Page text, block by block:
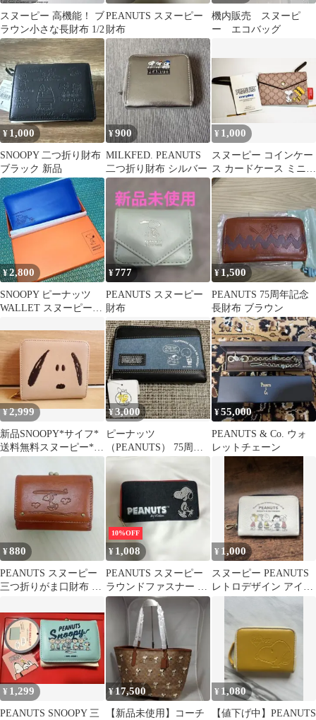
スヌーピー 高機能！ ブ
ラウン小さな長財布 1/2
PEANUTS スヌーピー
財布
機内販売 スヌーピ
ー エコバッグ
¥ 1,000
SNOOPY 二つ折り財布
ブラック 新品
¥900
MILKFED. PEANUTS
二つ折り財布 シルバー
¥ 1,000
スヌーピー コインケー
ス カードケース ミニ財
布 PEANUTSマカダム
柄 老花
¥2,800
SNOOPY ピーナッツ
WALLET スヌーピー
¥777
PEANUTS スヌーピー
財布
¥ 1,500
PEANUTS 75周年記念
長財布 ブラウン
¥2,999
新品SNOOPY*サイフ*
送料無料スヌーピー*未
り財布
¥3,000
ピーナッツ
（PEANUTS） 75周年
ファスナー二つ折財布
¥55,000
PEANUTS & Co. ウォ
レットチェーン
¥880
PEANUTS スヌーピー
三つ折りがま口財布 ブ
10%OFF
¥ 1,008
PEANUTS スヌーピー
ラウンドファスナー 長
財布 デニム風 ブラック
¥ 1,000
スヌーピー PEANUTS
レトロデザイン アイボ
リー お財布 小銭入れ
¥ 1,299
PEANUTS SNOOPY 三
¥17,500
【新品未使用】コーチ
¥ 1,080
【値下げ中】PEANUTS